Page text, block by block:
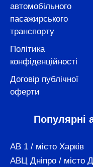
автомобільного
пасажирського
транспорту
Політика
конфіденційності
Договір публічної
оферти
Популярні
АВ 1 / місто Харків
АВЦ Дніпро / місто